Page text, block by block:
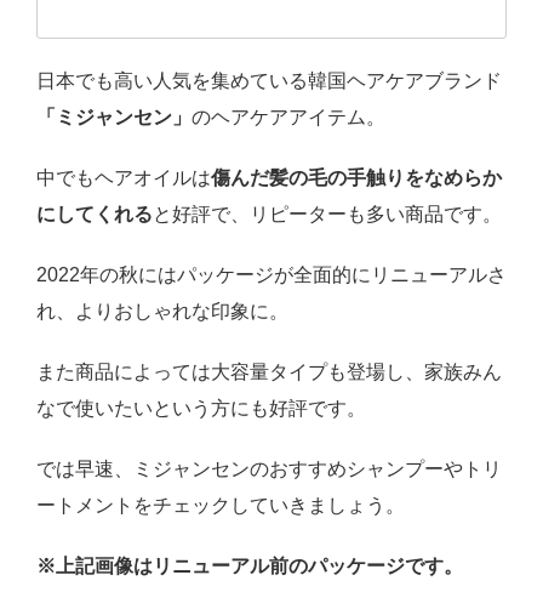
日本でも高い人気を集めている韓国ヘアケアブランド
「ミジャンセン」 のヘアケアアイテム。
中でもヘアオイルは傷んだ髪の毛の手触りをなめらか
にしてくれると好評で、リピーターも多い商品です。
2022年の秋にはパッケージが全面的にリニューアルさ
れ、よりおしゃれな印象に。
また商品によっては大容量タイプも登場し、家族みん
なで使いたいという方にも好評です。
では早速、ミジャンセンのおすすめシャンプーやトリ
ートメントをチェックしていきましょう。
※上記画像はリニューアル前のパッケージです。